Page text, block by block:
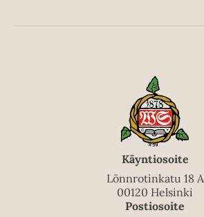
Käyntiosoite
Lönnrotinkatu 18 A
00120 Helsinki
Postiosoite